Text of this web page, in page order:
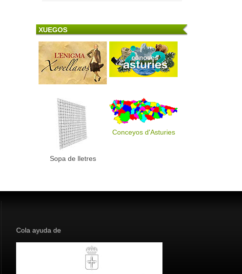
XUEGOS
Sopa de lletres
Conceyos d'Asturies
Cola ayuda de